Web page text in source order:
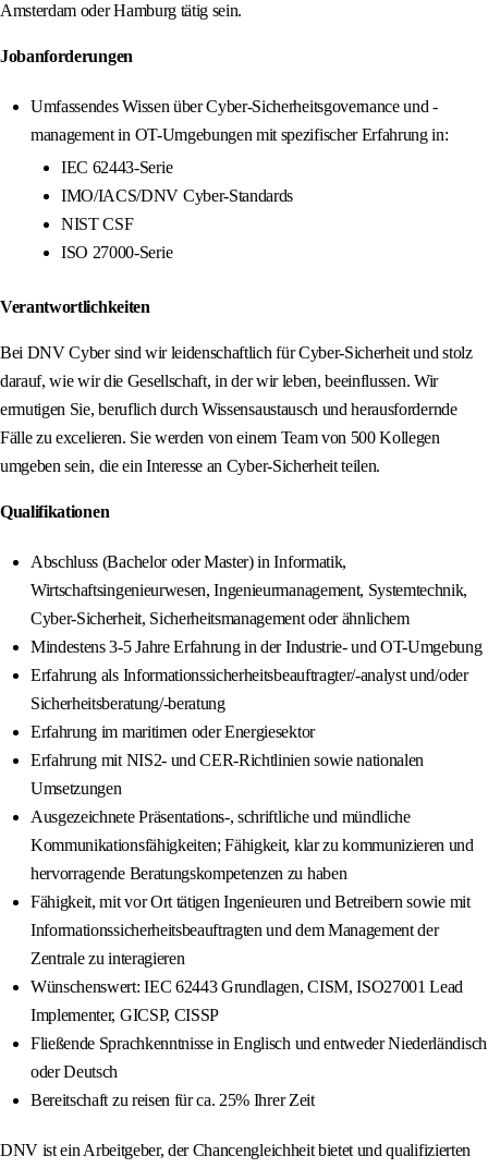
Amsterdam oder Hamburg tätig sein.
Jobanforderungen
Umfassendes Wissen über Cyber-Sicherheitsgovernance und -
management in OT-Umgebungen mit spezifischer Erfahrung in:
IEC 62443-Serie
IMO/IACS/DNV Cyber-Standards
NIST CSF
ISO 27000-Serie
Verantwortlichkeiten
Bei DNV Cyber sind wir leidenschaftlich für Cyber-Sicherheit und stolz
darauf, wie wir die Gesellschaft, in der wir leben, beeinflussen. Wir
ermutigen Sie, beruflich durch Wissensaustausch und herausfordernde
Fälle zu excelieren. Sie werden von einem Team von 500 Kollegen
umgeben sein, die ein Interesse an Cyber-Sicherheit teilen.
Qualifikationen
Abschluss (Bachelor oder Master) in Informatik,
Wirtschaftsingenieurwesen, Ingenieurmanagement, Systemtechnik,
Cyber-Sicherheit, Sicherheitsmanagement oder ähnlichem
Mindestens 3-5 Jahre Erfahrung in der Industrie- und OT-Umgebung
Erfahrung als Informationssicherheitsbeauftragter/-analyst und/oder
Sicherheitsberatung/-beratung
Erfahrung im maritimen oder Energiesektor
Erfahrung mit NIS2- und CER-Richtlinien sowie nationalen
Umsetzungen
Ausgezeichnete Präsentations-, schriftliche und mündliche
Kommunikationsfähigkeiten; Fähigkeit, klar zu kommunizieren und
hervorragende Beratungskompetenzen zu haben
Fähigkeit, mit vor Ort tätigen Ingenieuren und Betreibern sowie mit
Informationssicherheitsbeauftragten und dem Management der
Zentrale zu interagieren
Wünschenswert: IEC 62443 Grundlagen, CISM, ISO27001 Lead
Implementer, GICSP, CISSP
Fließende Sprachkenntnisse in Englisch und entweder Niederländisch
oder Deutsch
Bereitschaft zu reisen für ca. 25% Ihrer Zeit
DNV ist ein Arbeitgeber, der Chancengleichheit bietet und qualifizierten